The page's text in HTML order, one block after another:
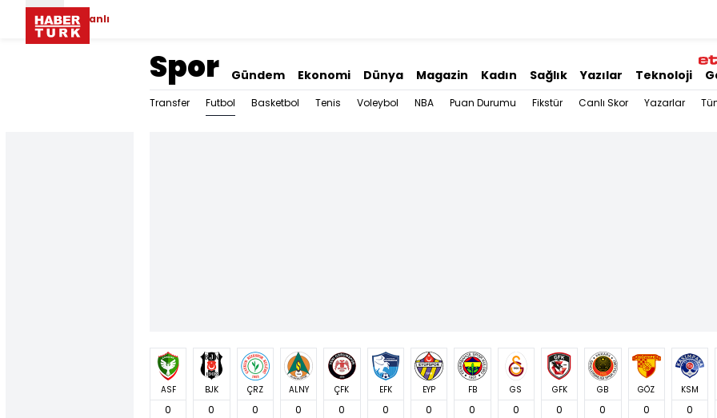
Canlı
Spor Gündem Ekonomi Dünya Magazin Kadın Sağlık Yazılar Teknoloji
Transfer Futbol Basketbol Tenis Voleybol NBA Puan Durumu Fikstür Canlı Skor Yazarlar
ASF
0
BJK
0
ÇRZ
0
ALNY
0
ÇFK
0
EFK
0
EYP
0
FB
0
GS
0
GFK
0
GB
0
GÖZ
0
KSM
0